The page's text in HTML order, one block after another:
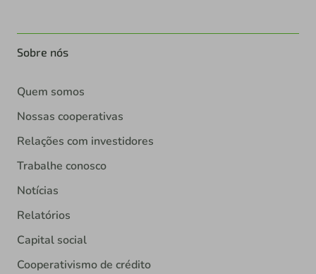
Sobre nós
Quem somos
Nossas cooperativas
Relações com investidores
Trabalhe conosco
Notícias
Relatórios
Capital social
Cooperativismo de crédito